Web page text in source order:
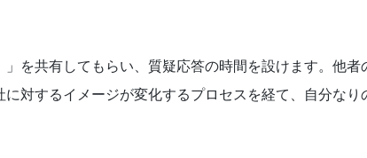
を共有してもらい、質疑応答の時間を設けます。他者
対するイメージが変化するプロセスを経て、自分なり